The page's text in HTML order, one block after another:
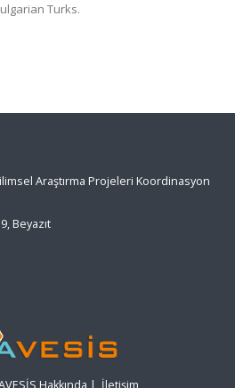
Turks.
Araştırma Projeleri Koordinasyon
Beyazıt
Hakkında | İletişim